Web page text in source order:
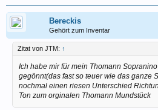
Bereckis
Gehört zum Inventar
Zitat von JTM: ↑
Ich habe mir für mein Thomann
gegönnt(das fast so teuer wie das ganze
nochmal einen riesen Unterschied
Ton zum orginalen Thomann Mundstück